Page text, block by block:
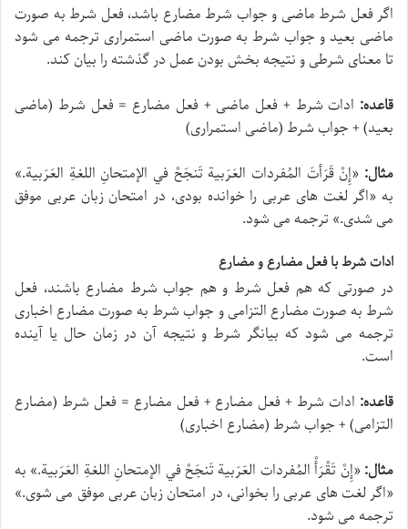
اگر فعل شرط ماضی و جواب شرط مضارع باشد، فعل شرط به صورت
ماضی بعید و جواب شرط به صورت ماضی استمراری ترجمه می شود
تا معنای شرطی و نتیجه بخش بودن عمل در گذشته را بیان کند.
قاعده: ادات شرط + فعل ماضی + فعل مضارع = فعل شرط (ماضی
بعید) + جواب شرط (ماضی استمراری)
مثال: «إِنْ قَرَأتَ المُفردات العَرَبیة تَنجَحْ في الإمتحانِ اللغةِ العَرَبیة.»
به «اگر لغت های عربی را خوانده بودی، در امتحان زبان عربی موفق
می شدی.» ترجمه می شود.
ادات شرط با فعل مضارع و مضارع
در صورتی که هم فعل شرط و هم جواب شرط مضارع باشند، فعل
شرط به صورت مضارع التزامی و جواب شرط به صورت مضارع اخباری
ترجمه می شود که بیانگر شرط و نتیجه آن در زمان حال یا آینده
است.
قاعده: ادات شرط + فعل مضارع + فعل مضارع = فعل شرط (مضارع
التزامی) + جواب شرط (مضارع اخباری)
مثال:«إِنْ تَقْرَأْ المُفردات العَرَبیة تَنجَحْ في الإمتحانِ اللغةِ العَرَبیة.» به
«اگر لغت های عربی را بخوانی، در امتحان زبان عربی موفق می شوی.»
ترجمه می شود.